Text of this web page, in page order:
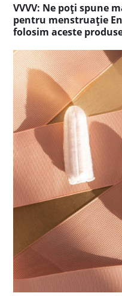
VVVV: Ne poți spune
pentru menstruație
folosim aceste